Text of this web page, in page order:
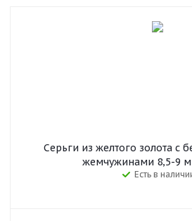
Серьги из желтого золота с
жемчужинами 8,5-9
Есть в